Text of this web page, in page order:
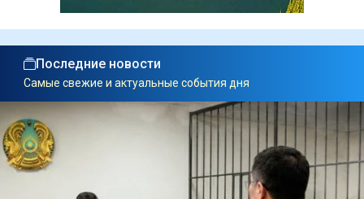
Последние новости
Самые свежие и актуальные события дня